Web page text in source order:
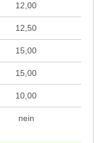
12,00
12,50
15,00
15,00
10,00
nein